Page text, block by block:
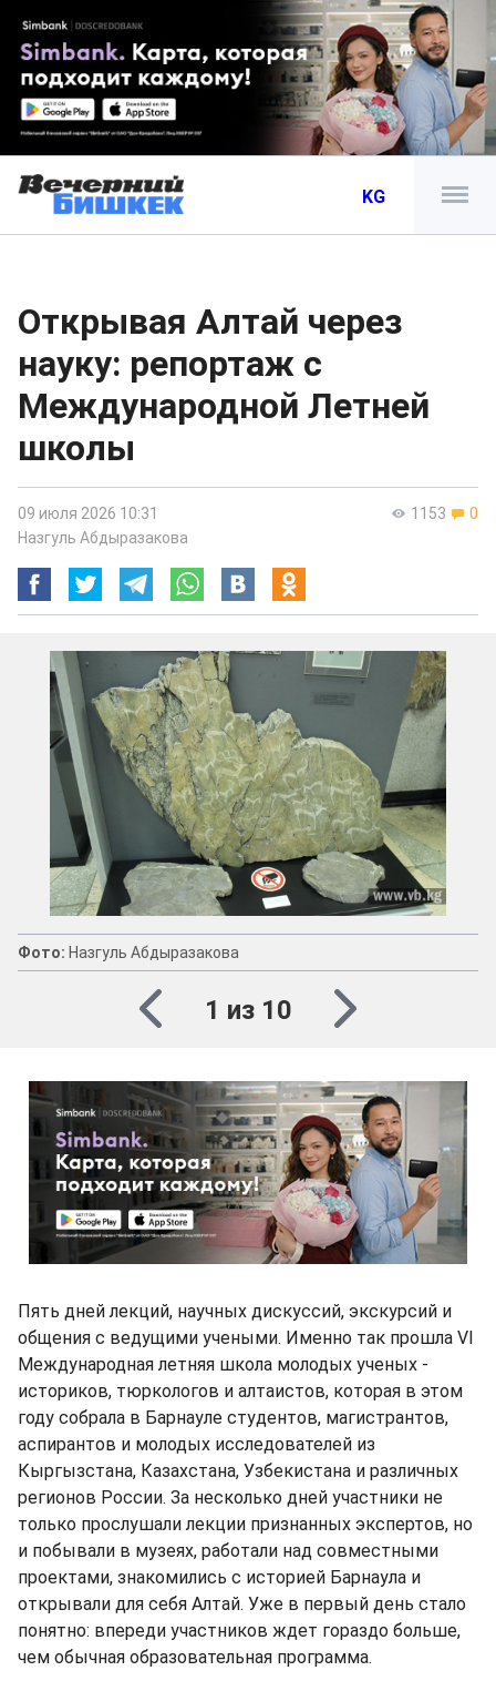
KG
Открывая Алтай через
науку: репортаж с
Международной Летней
школы
1153 0
09 июля 2026 10:31
Назгуль Абдыразакова
Фото: Назгуль Абдыразакова
1 из 10
Пять дней лекций, научных дискуссий, экскурсий и
общения с ведущими учеными. Именно так прошла VI
Международная летняя школа молодых ученых -
историков, тюркологов и алтаистов, которая в этом
году собрала в Барнауле студентов, магистрантов,
аспирантов и молодых исследователей из
Кыргызстана, Казахстана, Узбекистана и различных
регионов России. За несколько дней участники не
только прослушали лекции признанных экспертов, но
и побывали в музеях, работали над совместными
проектами, знакомились с историей Барнаула и
открывали для себя Алтай. Уже в первый день стало
понятно: впереди участников ждет гораздо больше,
чем обычная образовательная программа.